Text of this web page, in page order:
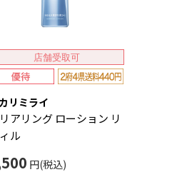
店舗受取可
リミライ
アリング ローション リ
ル
円(税込)